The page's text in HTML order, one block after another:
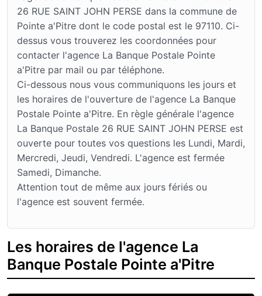
26 RUE SAINT JOHN PERSE dans la commune de
Pointe a'Pitre dont le code postal est le 97110. Ci-
dessus vous trouverez les coordonnées pour
contacter l'agence La Banque Postale Pointe
a'Pitre par mail ou par téléphone.
Ci-dessous nous vous communiquons les jours et
les horaires de l'ouverture de l'agence La Banque
Postale Pointe a'Pitre. En règle générale l'agence
La Banque Postale 26 RUE SAINT JOHN PERSE est
ouverte pour toutes vos questions les Lundi, Mardi,
Mercredi, Jeudi, Vendredi. L'agence est fermée
Samedi, Dimanche.
Attention tout de même aux jours fériés ou
l'agence est souvent fermée.
Les horaires de l'agence La
Banque Postale Pointe a'Pitre